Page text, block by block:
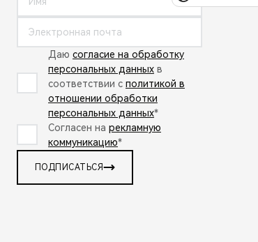
Даю согласие на обработку
персональных данных в
соответствии с политикой в
отношении обработки
персональных данных*
Согласен на рекламную
коммуникацию*
ПОДПИСАТЬСЯ